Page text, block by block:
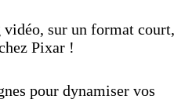
sur un format court,
Pixar !
pour dynamiser vos